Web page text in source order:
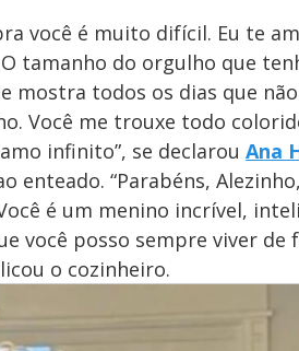
você é muito difícil. Eu te
tamanho do orgulho que
mostra todos os dias que
Você me trouxe todo
infinito”, se declarou Ana
enteado. “Parabéns,
é um menino incrível,
você posso sempre viver de
o cozinheiro.